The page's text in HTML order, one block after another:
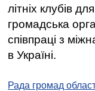
літніх клубів
громадська
співпраці з
в Україні.
Рада громад